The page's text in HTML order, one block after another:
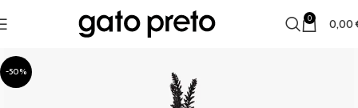
0 0,00
-50%